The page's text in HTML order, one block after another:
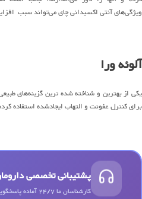
ویژگی‌های آنتی اکسیدانی چای می‌تواند سبب
آلوئه ورا
یکی از بهترین و شناخته شده ترین گزینه‌های
برای کنترل عفونت و التهاب ایجادشده استفاده کرده و یا به صورت ۲-۳ بار در روز عصاره آلوئه
پشتیبانی تخصصی
کارشناسان ما 24/7 آماده پاسخگویی به سوالات و دریافت نسخه‌های شما هستند